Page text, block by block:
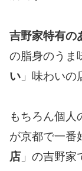
吉野家特有の
の脂身のうま
い 」味わいの
もちろん個人
が京都で一番
店 」の吉野家